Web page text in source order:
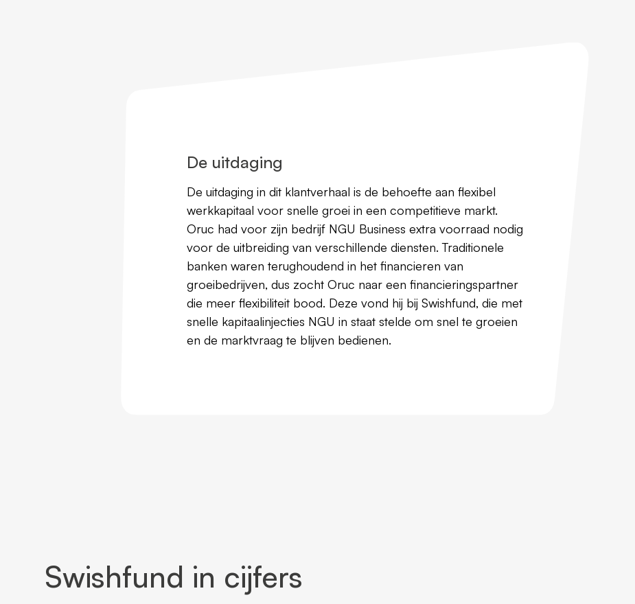
De uitdaging
De uitdaging in dit klantverhaal is de behoefte aan flexibel
werkkapitaal voor snelle groei in een competitieve markt.
Oruc had voor zijn bedrijf NGU Business extra voorraad nodig
voor de uitbreiding van verschillende diensten. Traditionele
banken waren terughoudend in het financieren van
groeibedrijven, dus zocht Oruc naar een financieringspartner
die meer flexibiliteit bood. Deze vond hij bij Swishfund, die met
snelle kapitaalinjecties NGU in staat stelde om snel te groeien
en de marktvraag te blijven bedienen.
Swishfund in cijfers